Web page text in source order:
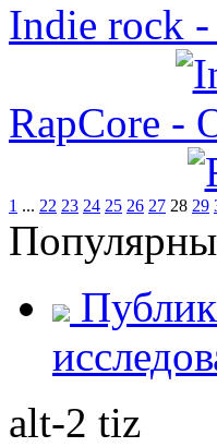
Indie rock -
RapCore -
1 ... 22 23 24 25 26 27 28 29
alt-2 tiz